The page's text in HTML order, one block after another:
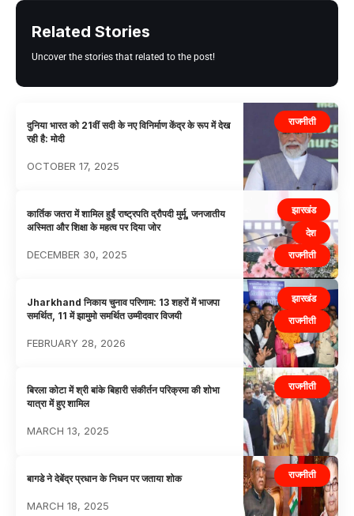
Related Stories
Uncover the stories that related to the post!
राजनीती
दुनिया भारत को 21वीं सदी के नए विनिर्माण केंद्र के रूप में देख
रही है: मोदी
OCTOBER 17, 2025
झारखंड
देश
राजनीती
कार्तिक जतरा में शामिल हुईं राष्ट्रपति द्रौपदी मुर्मू, जनजातीय
अस्मिता और शिक्षा के महत्व पर दिया जोर
DECEMBER 30, 2025
झारखंड
राजनीती
Jharkhand निकाय चुनाव परिणाम: 13 शहरों में भाजपा
समर्थित, 11 में झामुमो समर्थित उम्मीदवार विजयी
FEBRUARY 28, 2026
राजनीती
बिरला कोटा में श्री बांके बिहारी संकीर्तन परिक्रमा की शोभा
यात्रा में हुए शामिल
MARCH 13, 2025
राजनीती
बागडे ने देबेंद्र प्रधान के निधन पर जताया शोक
MARCH 18, 2025